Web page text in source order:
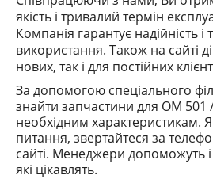
якість і тривалий термін
Компанія гарантує надійність і
використання. Також на сайті
нових, так і для постійних
За допомогою спеціального
знайти запчастини для OM 501
необхідним характеристикам.
питання, звертайтеся за
сайті. Менеджери допоможуть
які цікавлять.